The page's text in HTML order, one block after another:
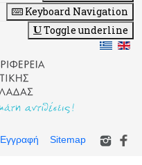
Keyboard Navigation
Toggle underline
Εγγραφή Sitemap